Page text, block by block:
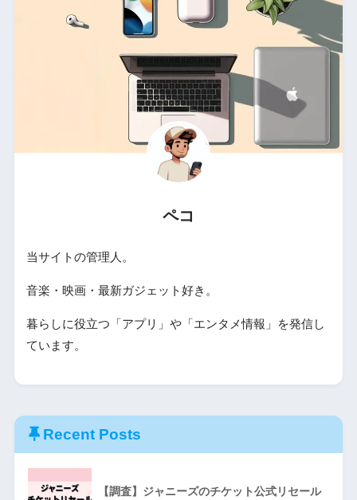
ペコ
当サイトの管理人。
音楽・映画・最新ガジェット好き。
暮らしに役立つ「アプリ」や「エンタメ情報」を発信し
ています。
Recent Posts
【調査】ジャニーズのチケット公式リセール